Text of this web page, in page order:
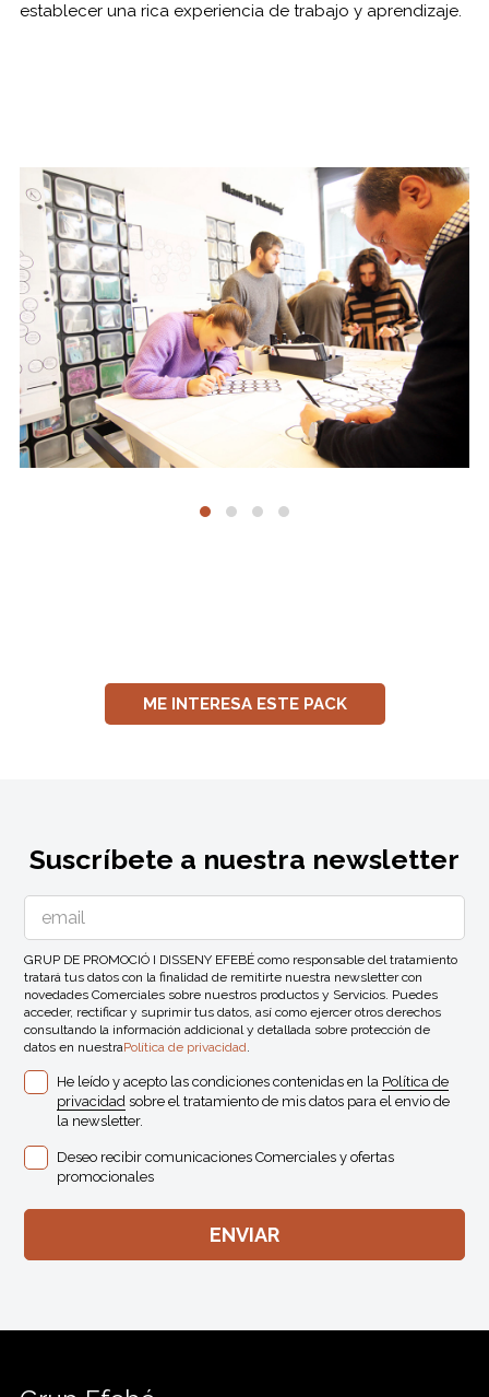
establecer una rica experiencia de trabajo y aprendizaje.
ME INTERESA ESTE PACK
Suscríbete a nuestra newsletter
GRUP DE PROMOCIÓ I DISSENY EFEBÉ como responsable del tratamiento
tratará tus datos con la finalidad de remitirte nuestra newsletter con
novedades Comerciales sobre nuestros productos y Servicios. Puedes
acceder, rectificar y suprimir tus datos, así como ejercer otros derechos
consultando la información addicional y detallada sobre protección de
datos en nuestraPolítica de privacidad.
He leído y acepto las condiciones contenidas en la Política de
privacidad sobre el tratamiento de mis datos para el envio de
la newsletter.
Deseo recibir comunicaciones Comerciales y ofertas
promocionales